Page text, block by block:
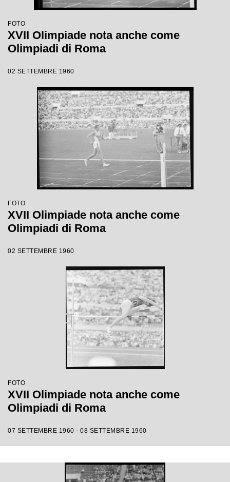
FOTO
XVII Olimpiade nota anche come
Olimpiadi di Roma
02 SETTEMBRE 1960
FOTO
XVII Olimpiade nota anche come
Olimpiadi di Roma
02 SETTEMBRE 1960
FOTO
XVII Olimpiade nota anche come
Olimpiadi di Roma
07 SETTEMBRE 1960 - 08 SETTEMBRE 1960